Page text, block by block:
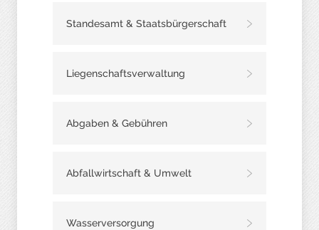
Standesamt & Staatsbürgerschaft
Liegenschaftsverwaltung
Abgaben & Gebühren
Abfallwirtschaft & Umwelt
Wasserversorgung